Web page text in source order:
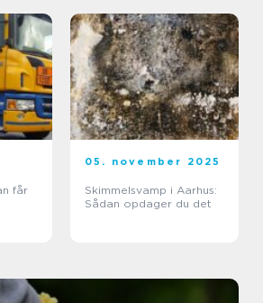
05. november 2025
Skimmelsvamp i Aarhus:
Sådan opdager du det